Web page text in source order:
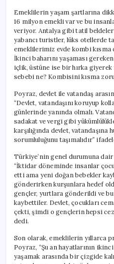
Emeklilerin yaşam şartlarına
16 milyon emekli var ve bu
veriyor. Antalya gibi tatil
yabancı turistler, lüks otellerde
emeklilerimiz evde kombi kısma
İkinci baharını yaşaması
içlik, üstüne ise bir hırka giyerek
sebebi ne? Kombisini kısma
Poyraz, devlet ile vatandaş
“Devlet, vatandaşını koruyup
günlerinde yanında olmalı.
sadakat ve vergi gibi
karşılığında devlet,
sorumluluğunu taşımalıdır”
Türkiye’nin genel durumuna
“İktidar döneminde insanlar
etti ama yeni doğan bebekler
gönderirken kurşunlara hedef
gençler, yurtlara gönderildi ve
kaybettiler. Devlet, çocukları
çekti, şimdi o gençlerin hepsi
dedi.
Son olarak, emeklilerin yıllarca
Poyraz, “Şu an hayatlarının
yaşamak arasında bir çizgide